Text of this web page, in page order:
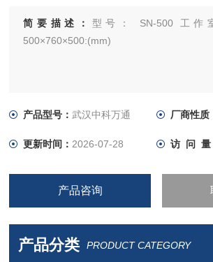
简要描述： 型号： SN-500 工作
500×760×500:(mm)
产品型号：武汉中科万通 厂商性质
更新时间： 2026-07-28 访 问 量
产品咨询
产品分类 PRODUCT CATEGORY